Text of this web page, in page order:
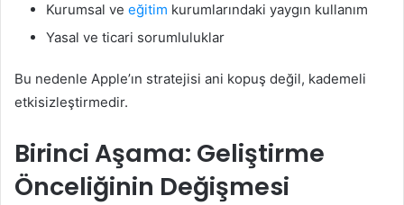
Kurumsal ve eğitim kurumlarındaki yaygın kullanım
Yasal ve ticari sorumluluklar
Bu nedenle Apple’ın stratejisi ani kopuş değil, kademeli
etkisizleştirmedir.
Birinci Aşama: Geliştirme
Önceliğinin Değişmesi